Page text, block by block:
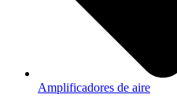
Amplificadores de aire